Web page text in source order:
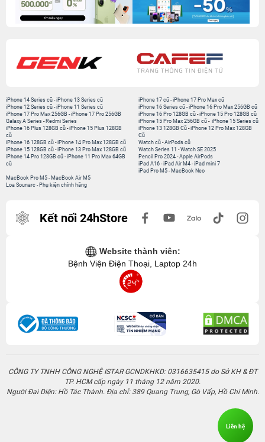
iPhone 14 Series cũ -iPhone 13 Series cũ
iPhone 12 Series cũ -iPhone 11 Series cũ
iPhone 17 Pro Max 256GB -iPhone 17 Pro 256GB
Galaxy A Series - Redmi Series
iPhone 17 cũ -iPhone 17 Pro Max cũ
iPhone 16 Series cũ - iPhone 16 Pro Max 256GB cũ
iPhone 16 Pro 128GB cũ -iPhone 15 Pro 128GB cũ
iPhone 15 Pro Max 256GB cũ - iPhone 15 Series cũ
iPhone 16 Plus 128GB cũ -iPhone 15 Plus 128GB
cũ
iPhone 16 128GB cũ -iPhone 14 Pro Max 128GB cũ
iPhone 15 128GB cũ -iPhone 13 Pro Max 128GB cũ
iPhone 14 Pro 128GB cũ -iPhone 11 Pro Max 64GB
cũ
iPhone 13 128GB Cũ -iPhone 12 Pro Max 128GB
Cũ
Watch cũ -AirPods cũ
Watch Series 11 -Watch SE 2025
Pencil Pro 2024 -Apple AirPods
iPad A16 -iPad Air M4 -iPad mini 7
iPad Pro M5 - MacBook Neo
MacBook Pro M5 - MacBook Air M5
Loa Sounarc - Phụ kiện chính hãng
Kết nối 24hStore
Website thành viên:
Bệnh Viện Điện Thoại, Laptop 24h
CÔNG TY TNHH CÔNG NGHỆ ISTAR GCNDKHKD: 0316635415 do Sở KH & ĐT
TP. HCM cấp ngày 11 tháng 12 năm 2020.
Người Đại Diện: Hồ Tác Thành. Địa chỉ: 389 Quang Trung, Gò Vấp, Hồ Chí Minh.
Liên hệ